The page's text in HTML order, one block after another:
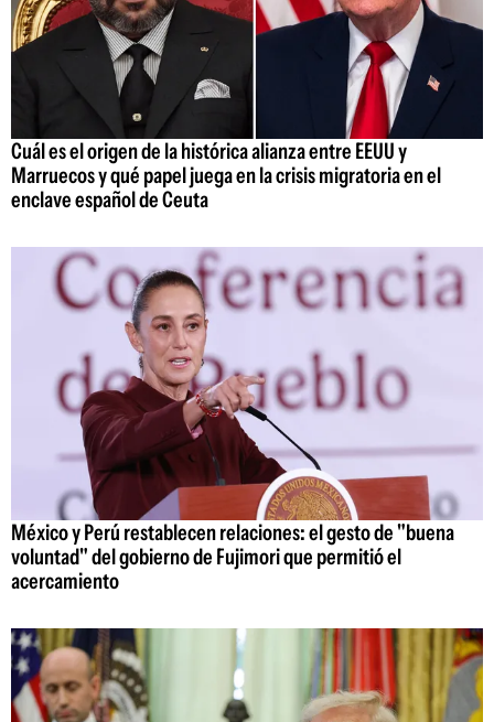
Cuál es el origen de la histórica alianza entre EEUU y
Marruecos y qué papel juega en la crisis migratoria en el
enclave español de Ceuta
México y Perú restablecen relaciones: el gesto de "buena
voluntad" del gobierno de Fujimori que permitió el
acercamiento